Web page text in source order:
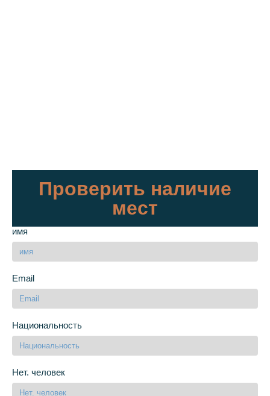
Проверить наличие
мест
имя
Email
Национальность
Нет. человек